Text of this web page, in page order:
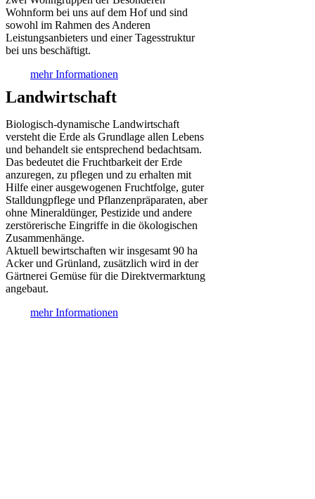
Wohnform bei uns auf dem Hof und sind
sowohl im Rahmen des Anderen
Leistungsanbieters und einer Tagesstruktur
bei uns beschäftigt.
mehr Informationen
Landwirtschaft
Biologisch-dynamische Landwirtschaft
versteht die Erde als Grundlage allen Lebens
und behandelt sie entsprechend bedachtsam.
Das bedeutet die Fruchtbarkeit der Erde
anzuregen, zu pflegen und zu erhalten mit
Hilfe einer ausgewogenen Fruchtfolge, guter
Stalldungpflege und Pflanzenpräparaten, aber
ohne Mineraldünger, Pestizide und andere
zerstörerische Eingriffe in die ökologischen
Zusammenhänge.
Aktuell bewirtschaften wir insgesamt 90 ha
Acker und Grünland, zusätzlich wird in der
Gärtnerei Gemüse für die Direktvermarktung
angebaut.
mehr Informationen